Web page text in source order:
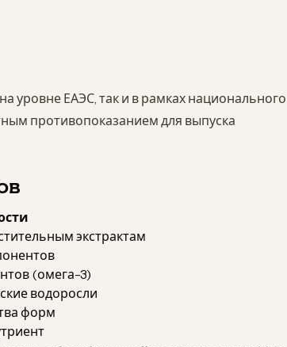
уровне ЕАЭС, так и в рамках национального
противопоказанием для выпуска
экстрактам
(омега-3)
водоросли
форм